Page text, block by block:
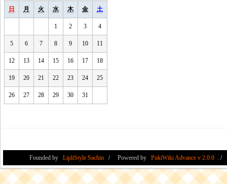
日 月 火 水 木 金 土
1 2 3 4
5 6 7 8 9 10 11
12 13 14 15 16 17 18
19 20 21 22 23 24 25
26 27 28 29 30 31
Founded by LipliStyle Sachin Powered by PukiWiki Advance v 2.0.0 .